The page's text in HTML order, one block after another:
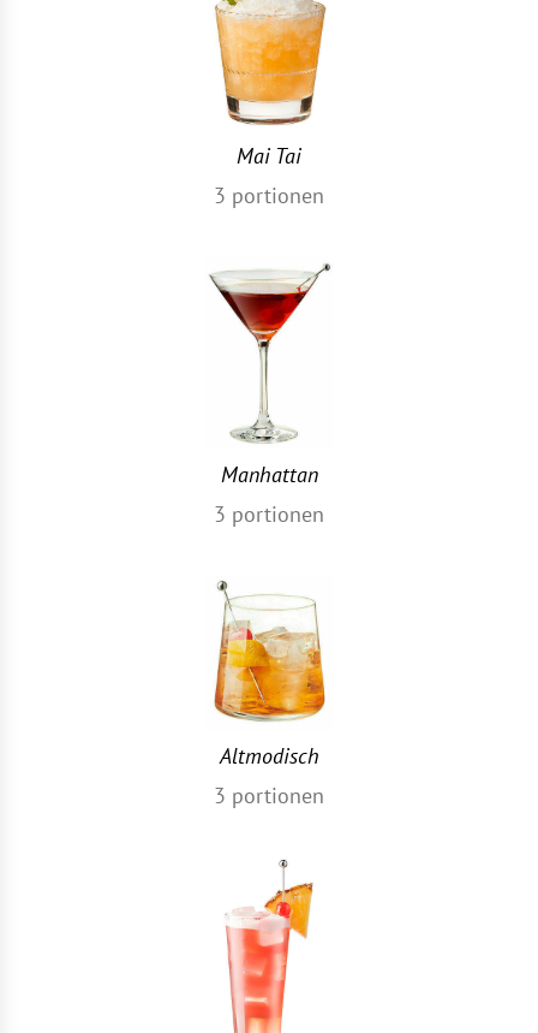
Mai Tai
3 portionen
Manhattan
3 portionen
Altmodisch
3 portionen